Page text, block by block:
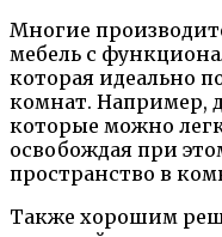
Многие
мебель с
которая идеально
комнат. Например,
которые можно
освобождая при
пространство в
Также хорошим